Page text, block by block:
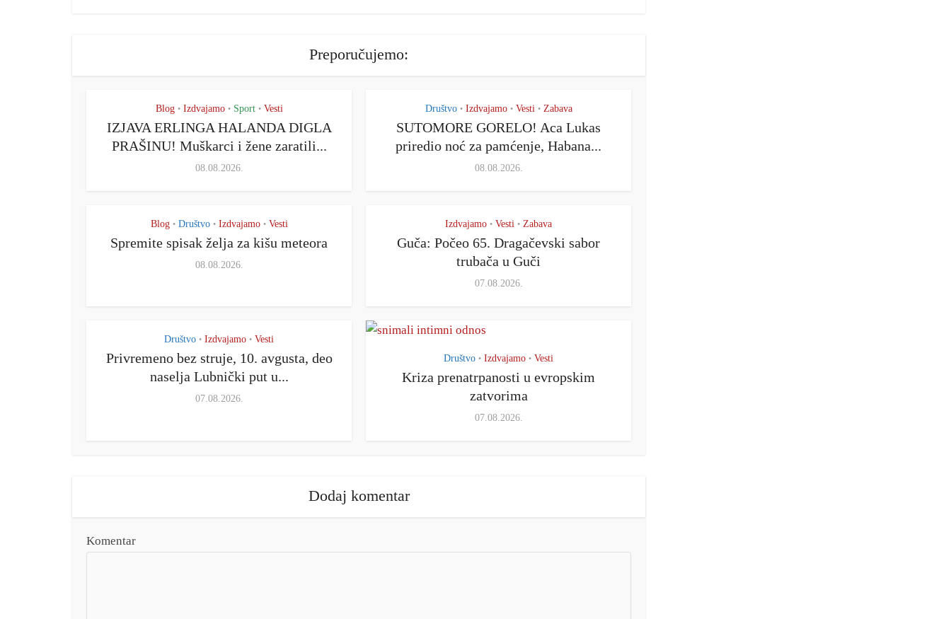
Preporučujemo:
Blog • Izdvajamo • Sport • Vesti
IZJAVA ERLINGA HALANDA DIGLA
PRAŠINU! Muškarci i žene zaratili...
08.08.2026.
Društvo • Izdvajamo • Vesti • Zabava
SUTOMORE GORELO! Aca Lukas
priredio noć za pamćenje, Habana...
08.08.2026.
Blog • Društvo • Izdvajamo • Vesti
Spremite spisak želja za kišu meteora
08.08.2026.
Izdvajamo • Vesti • Zabava
Guča: Počeo 65. Dragačevski sabor
trubača u Guči
07.08.2026.
Društvo • Izdvajamo • Vesti
Privremeno bez struje, 10. avgusta, deo
naselja Lubnički put u...
07.08.2026.
Društvo • Izdvajamo • Vesti
Kriza prenatrpanosti u evropskim
zatvorima
07.08.2026.
Dodaj komentar
Komentar